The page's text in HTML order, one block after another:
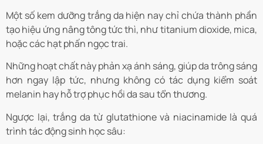
Một số kem dưỡng trắng da hiện nay chỉ chứa thành phần
tạo hiệu ứng nâng tông tức thì, như titanium dioxide, mica,
hoặc các hạt phấn ngọc trai.
Những hoạt chất này phản xạ ánh sáng, giúp da trông sáng
hơn ngay lập tức, nhưng không có tác dụng kiểm soát
melanin hay hỗ trợ phục hồi da sau tổn thương.
Ngược lại, trắng da từ glutathione và niacinamide là quá
trình tác động sinh học sâu: